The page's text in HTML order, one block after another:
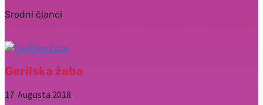
Srodni članci
Gerilska žaba
17. Augusta 2018.